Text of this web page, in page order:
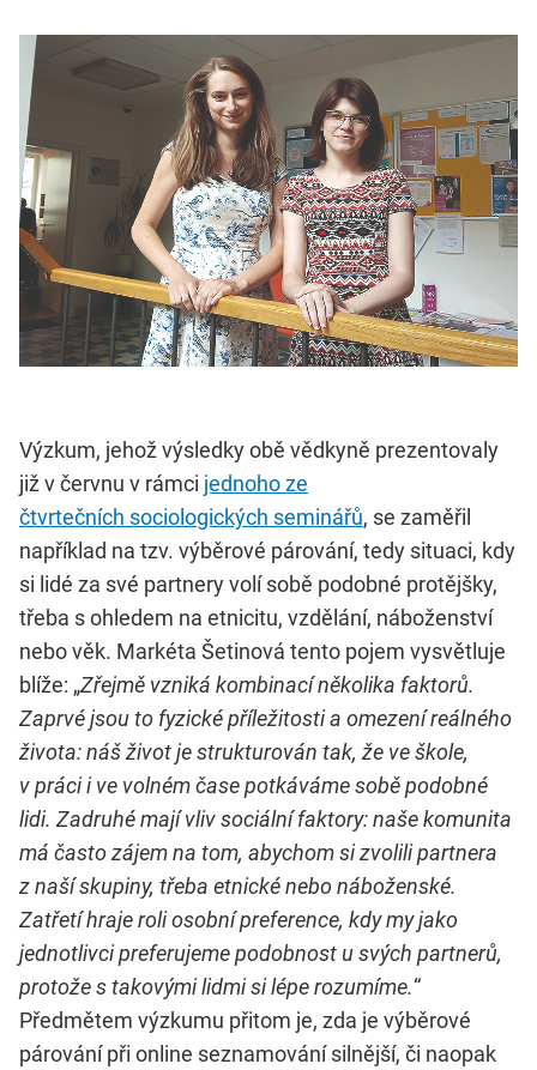
Výzkum, jehož výsledky obě vědkyně prezentovaly
již v červnu v rámci jednoho ze
čtvrtečních sociologických seminářů, se zaměřil
například na tzv. výběrové párování, tedy situaci, kdy
si lidé za své partnery volí sobě podobné protějšky,
třeba s ohledem na etnicitu, vzdělání, náboženství
nebo věk. Markéta Šetinová tento pojem vysvětluje
blíže: „Zřejmě vzniká kombinací několika faktorů.
Zaprvé jsou to fyzické příležitosti a omezení reálného
života: náš život je strukturován tak, že ve škole,
v práci i ve volném čase potkáváme sobě podobné
lidi. Zadruhé mají vliv sociální faktory: naše komunita
má často zájem na tom, abychom si zvolili partnera
z naší skupiny, třeba etnické nebo náboženské.
Zatřetí hraje roli osobní preference, kdy my jako
jednotlivci preferujeme podobnost u svých partnerů,
protože s takovými lidmi si lépe rozumíme.“
Předmětem výzkumu přitom je, zda je výběrové
párování při online seznamování silnější, či naopak